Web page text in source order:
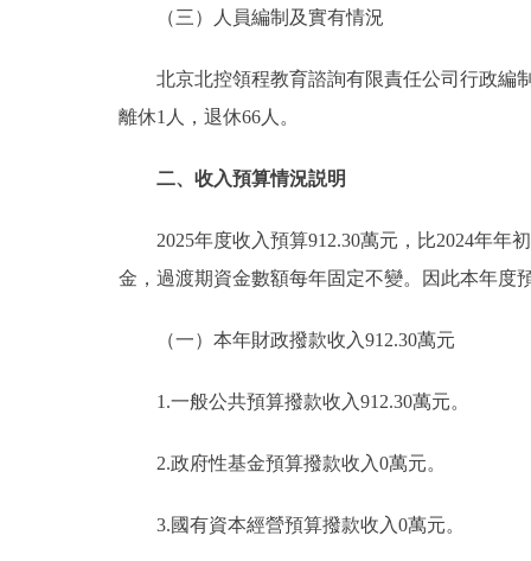
（三）人員編制及實有情況
北京北控領程教育諮詢有限責任公司行政編制
離休1人，退休66人。
二、收入預算情況説明
2025年度收入預算912.30萬元，比2024年年初
金，過渡期資金數額每年固定不變。因此本年度
（一）本年財政撥款收入912.30萬元
1.一般公共預算撥款收入912.30萬元。
2.政府性基金預算撥款收入0萬元。
3.國有資本經營預算撥款收入0萬元。